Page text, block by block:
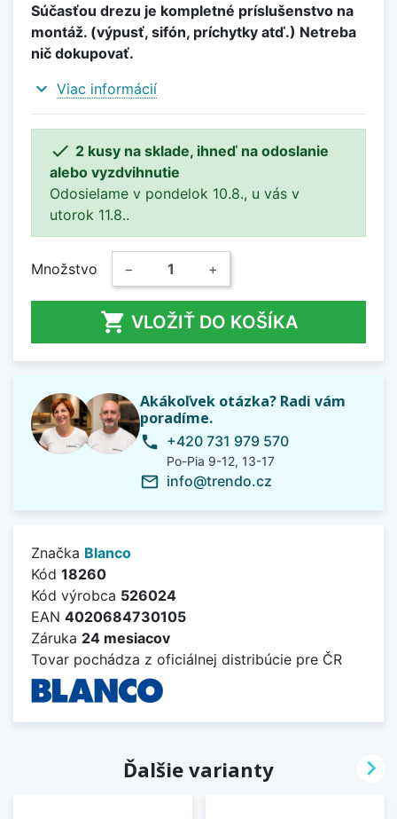
Súčasťou drezu je kompletné príslušenstvo na
montáž. (výpusť, sifón, príchytky atď.) Netreba
nič dokupovať.
expand_more Viac informácií
 2 kusy na sklade, ihneď na odoslanie
alebo vyzdvihnutie
Odosielame v pondelok 10.8., u vás v
utorok 11.8..
Množstvo − +
 VLOŽIŤ DO KOŠÍKA
Akákoľvek otázka? Radi vám
poradíme.
phone +420 731 979 570
Po-Pia 9-12, 13-17
mail_outline info@trendo.cz
Značka Blanco
Kód 18260
Kód výrobca 526024
EAN 4020684730105
Záruka 24 mesiacov
Tovar pochádza z oficiálnej distribúcie pre ČR
Ďalšie varianty 